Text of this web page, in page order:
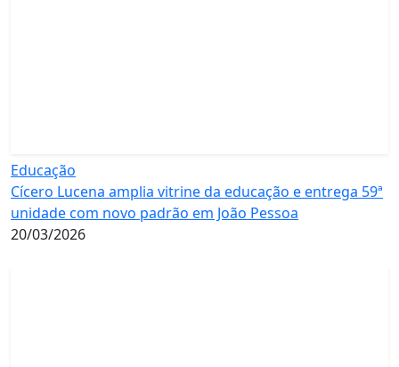
Educação
Cícero Lucena amplia vitrine da educação e entrega 59ª
unidade com novo padrão em João Pessoa
20/03/2026